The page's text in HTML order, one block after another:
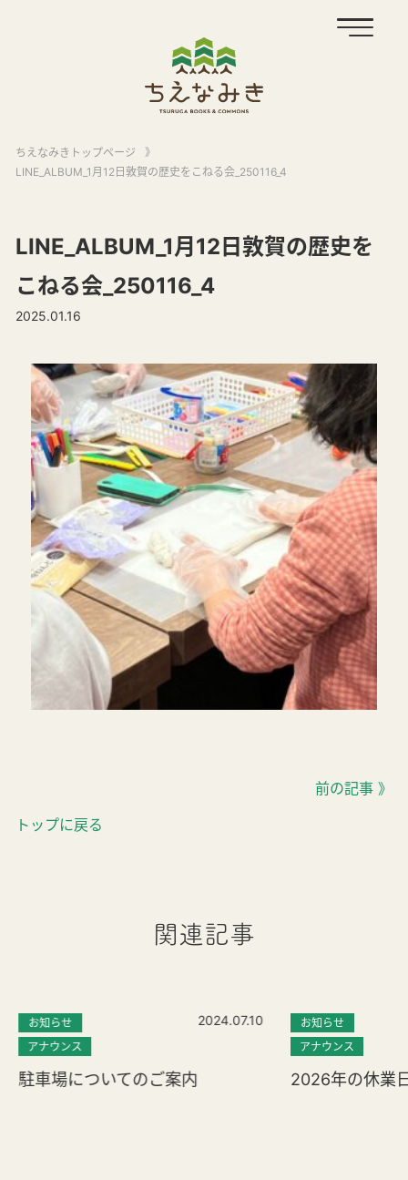
ちえなみきトップページ
》
LINE_ALBUM_1月12日敦賀の歴史をこねる会_250116_4
LINE_ALBUM_1月12日敦賀の歴史を
こねる会_250116_4
2025.01.16
トップに戻る
前の記事 》
関連記事
お知らせ
アナウンス
2024.07.10
駐車場についてのご案内
お知らせ
アナウンス
2026年の休業